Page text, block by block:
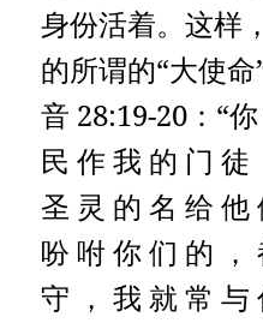
身份活着。这样
的所谓的“大使
音 28:19-20：“
民 作 我 的 门 徒
圣 灵 的 名 给 他
吩 咐 你 们 的 ，
守 ， 我 就 常 与